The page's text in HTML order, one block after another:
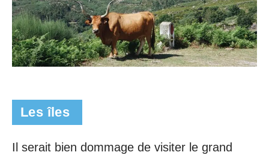
Les îles
Il serait bien dommage de visiter le grand